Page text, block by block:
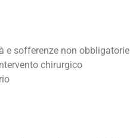
e sofferenze non obbligatorie
chirurgico